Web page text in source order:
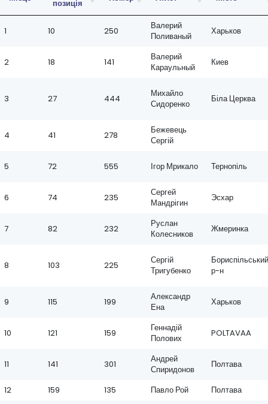
позиція
1 10 250
Валерий
Поливаный
Харьков
2 18 141
Валерий
Караульный
Киев
3 27 444
Михайло
Сидоренко
Біла Церква
4 41 278
Бежевець
Сергій
5 72 555 Ігор Мрикало Тернопіль
6 74 235
Сергей
Мандрігин
Эсхар
7 82 232
Руслан
Колесников
Жмеринка
8 103 225
Сергій
Тригубенко
Бориспільський
р-н
9 115 199
Александр
Ена
Харьков
10 121 159
Геннадій
Полових
POLTAVAA
11 141 301
Андрей
Спиридонов
Полтава
12 159 135 Павло Рой Полтава